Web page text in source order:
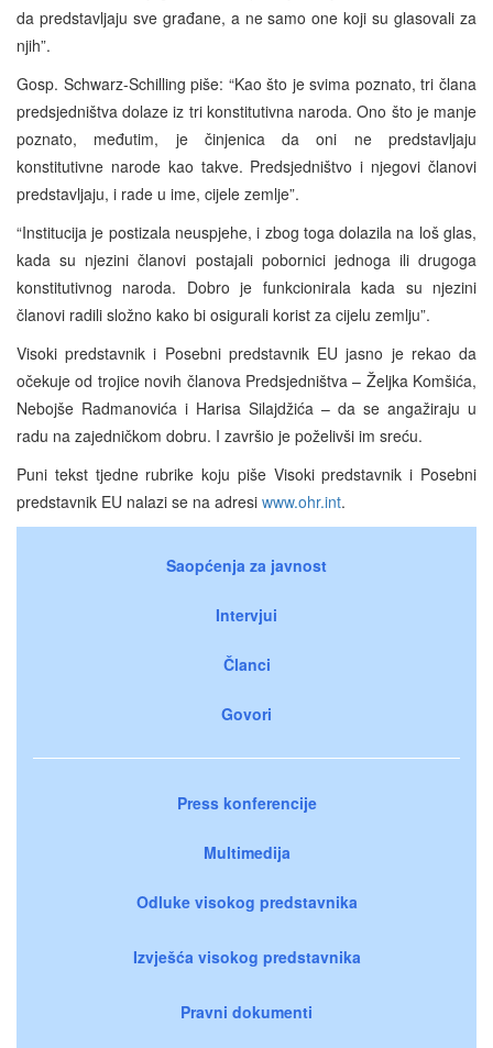
da predstavljaju sve građane, a ne samo one koji su glasovali za
njih”.
Gosp. Schwarz-Schilling piše: “Kao što je svima poznato, tri člana
predsjedništva dolaze iz tri konstitutivna naroda. Ono što je manje
poznato, međutim, je činjenica da oni ne predstavljaju
konstitutivne narode kao takve. Predsjedništvo i njegovi članovi
predstavljaju, i rade u ime, cijele zemlje”.
“Institucija je postizala neuspjehe, i zbog toga dolazila na loš glas,
kada su njezini članovi postajali pobornici jednoga ili drugoga
konstitutivnog naroda. Dobro je funkcionirala kada su njezini
članovi radili složno kako bi osigurali korist za cijelu zemlju”.
Visoki predstavnik i Posebni predstavnik EU jasno je rekao da
očekuje od trojice novih članova Predsjedništva – Željka Komšića,
Nebojše Radmanovića i Harisa Silajdžića – da se angažiraju u
radu na zajedničkom dobru. I završio je poželivši im sreću.
Puni tekst tjedne rubrike koju piše Visoki predstavnik i Posebni
predstavnik EU nalazi se na adresi www.ohr.int.
Saopćenja za javnost
Intervjui
Članci
Govori
Press konferencije
Multimedija
Odluke visokog predstavnika
Izvješća visokog predstavnika
Pravni dokumenti